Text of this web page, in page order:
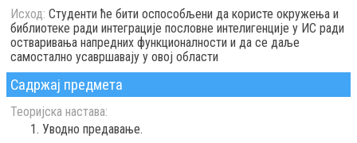
Исход: Студенти ће бити оспособљени да користе окружења и
библиотеке ради интеграције пословне интелигенције у ИС ради
остваривања напредних функционалности и да се даље
самостално усавршавају у овој области
Садржај предмета
Теоријска настава:
Уводно предавање.